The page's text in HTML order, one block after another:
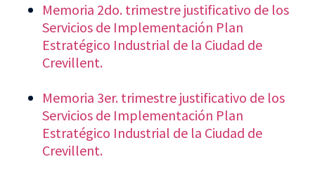
Memoria 2do. trimestre justificativo de los
Servicios de Implementación Plan
Estratégico Industrial de la Ciudad de
Crevillent.
Memoria 3er. trimestre justificativo de los
Servicios de Implementación Plan
Estratégico Industrial de la Ciudad de
Crevillent.